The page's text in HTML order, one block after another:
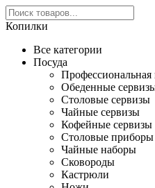
Копилки
Все категории
Посуда
Профессиональная
Обеденные
Столовые сервизы
Чайные сервизы
Кофейные сервизы
Столовые приборы
Чайные наборы
Сковороды
Кастрюли